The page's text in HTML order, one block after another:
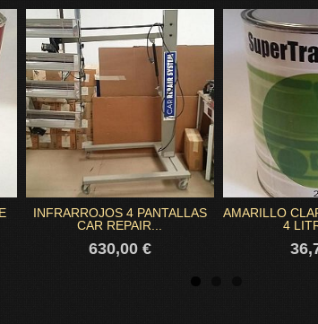
INFRARROJOS 4 PANTALLAS
CAR REPAIR...
630,00 €
AMARILLO
4